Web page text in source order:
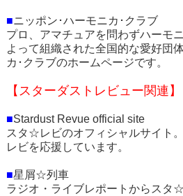
■ニッポン･ハーモニカ･クラブ
プロ、アマチュアを問わずハーモ
よって組織された全国的な愛好団
カ･クラブのホームページです。
【スターダストレビュー関連】
■Stardust Revue official site
スタ☆レビのオフィシャルサイト
レビを応援しています。
■星屑☆列車
ラジオ・ライブレポートからスタ